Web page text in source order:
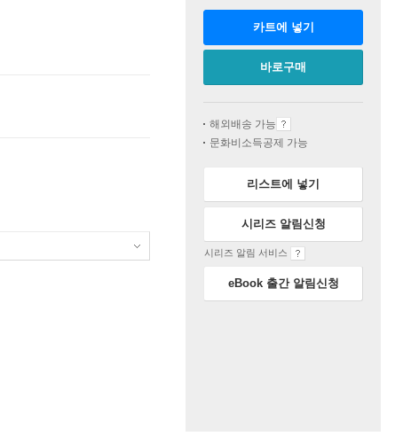
카트에 넣기
바로구매
해외배송 가능
문화비소득공제 가능
리스트에 넣기
시리즈 알림신청
시리즈 알림 서비스
eBook 출간 알림신청